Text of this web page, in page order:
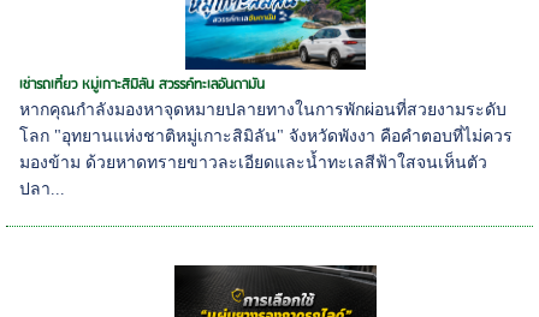
เช่ารถเที่ยว หมู่เกาะสิมิลัน สวรรค์ทะเลอันดามัน
หากคุณกำลังมองหาจุดหมายปลายทางในการพักผ่อนที่สวยงามระดับ
โลก "อุทยานแห่งชาติหมู่เกาะสิมิลัน" จังหวัดพังงา คือคำตอบที่ไม่ควร
มองข้าม ด้วยหาดทรายขาวละเอียดและน้ำทะเลสีฟ้าใสจนเห็นตัว
ปลา...